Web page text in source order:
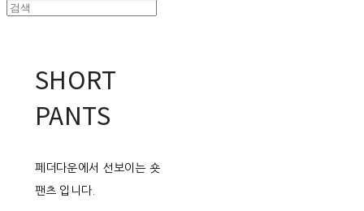
SHORT
PANTS
페더다운에서 선보이는 숏
팬츠 입니다.